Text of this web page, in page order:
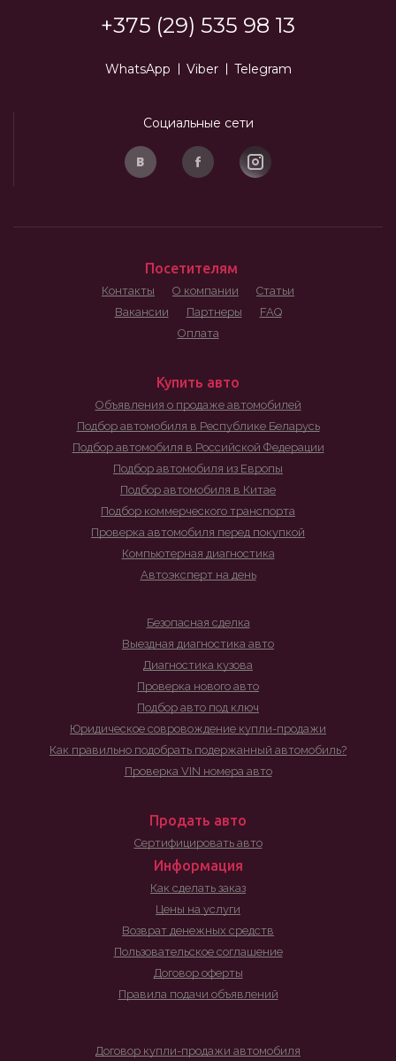
+375 (29) 535 98 13
WhatsApp Viber Telegram
Социальные сети
Посетителям
Контакты О компании
Статьи
Вакансии
Партнеры
FAQ
Оплата
Купить авто
Объявления о продаже автомобилей
Подбор автомобиля в Республике Беларусь
Подбор автомобиля в Российской Федерации
Подбор автомобиля из Европы
Подбор автомобиля в Китае
Подбор коммерческого транспорта
Проверка автомобиля перед покупкой
Компьютерная диагностика
Автоэксперт на день
Безопасная сделка
Выездная диагностика авто
Диагностика кузова
Проверка нового авто
Подбор авто под ключ
Юридическое совровождение купли-продажи
Как правильно подобрать подержанный автомобиль?
Проверка VIN номера авто
Продать авто
Сертифицировать авто
Информация
Как сделать заказ
Цены на услуги
Возврат денежных средств
Пользовательское соглашение
Договор оферты
Правила подачи объявлений
Договор купли-продажи автомобиля